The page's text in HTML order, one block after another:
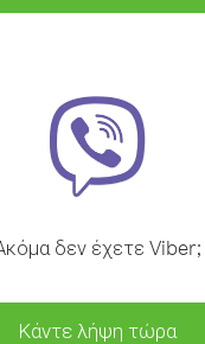
δεν έχετε Viber;
Κάντε λήψη τώρα